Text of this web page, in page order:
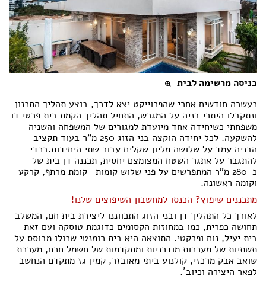
כניסה מרשימה לבית
כעשרה חודשים אחרי שהפרוייקט יצא לדרך, בוצע תהליך התכנון
ונתקבלו היתרי בניה על המגרש, התחיל תהליך הקמת בית פרטי דו
משפחתי כשיחידה אחד מיועדת למגורים של המשפחה והשניה
להשקעה. לכל יחידה הוקצה בני הזוג 250 מ"ר בעוד תקציב
הבניה עמד על שלושה מליון שקלים עבור שתי היחידות.בכדי
להתגבר על אתגר השטח המצומצם יחסית, תכננה דן בית של
כ-280 מ"ר המתפרשים על פני שלוש קומות- קומת מרתף, קרקע
וקומה ראשונה.
מתכננים שיפוץ? הכנסו למחשבון השיפוצים שלנו!
לאורך כל התהליך דן ובני הזוג התכווננו ליצירת בית חם, המשלב
תחושה כפרית, כמו במחוזות הקסומים כדוגמת טוסקה ועם זאת
בית יעיל, נוח ופרקטי. התוצאה היא בית רומנטי שכולו מבוסס על
תשתיות של מערכות מודרניות ומתקדמות של חשמל חכם, מערכת
שואב אבק מרכזי, קולנוע ביתי מאובזר, קמין גז מתקדם הנחשב
לפאר היצירה וכיוב´.